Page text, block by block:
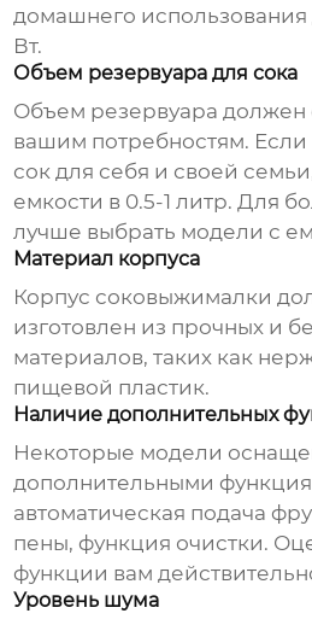
домашнего использования
Вт.
Объем резервуара для сока
Объем резервуара должен
вашим потребностям. Если
сок для себя и своей
емкости в 0.5-1 литр. Для
лучше выбрать модели с
Материал корпуса
Корпус соковыжималки
изготовлен из прочных и
материалов, таких как
пищевой пластик.
Наличие дополнительных
Некоторые модели
дополнительными
автоматическая подача
пены, функция очистки.
функции вам
Уровень шума